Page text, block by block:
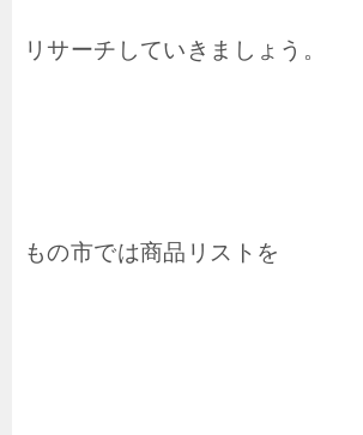
リサーチしていきましょう。
もの市では商品リストを